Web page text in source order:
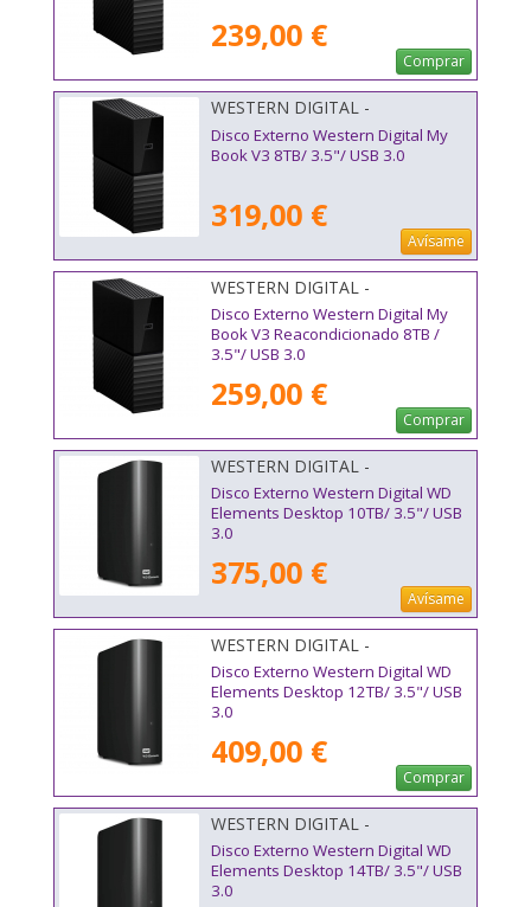
239,00 €
Comprar
WESTERN DIGITAL -
WDBBGB0080HBK-EESN
Disco Externo Western Digital My
Book V3 8TB/ 3.5"/ USB 3.0
319,00 €
Avísame
WESTERN DIGITAL -
Disco Externo Western Digital My
Book V3 Reacondicionado 8TB /
3.5"/ USB 3.0
259,00 €
Comprar
WESTERN DIGITAL -
WDBWLG0100HBK-EESN
Disco Externo Western Digital WD
Elements Desktop 10TB/ 3.5"/ USB
3.0
375,00 €
Avísame
WESTERN DIGITAL -
WDBWLG0120HBK-EESN
Disco Externo Western Digital WD
Elements Desktop 12TB/ 3.5"/ USB
3.0
409,00 €
Comprar
WESTERN DIGITAL -
WDBWLG0140HBK-EESN
Disco Externo Western Digital WD
Elements Desktop 14TB/ 3.5"/ USB
3.0